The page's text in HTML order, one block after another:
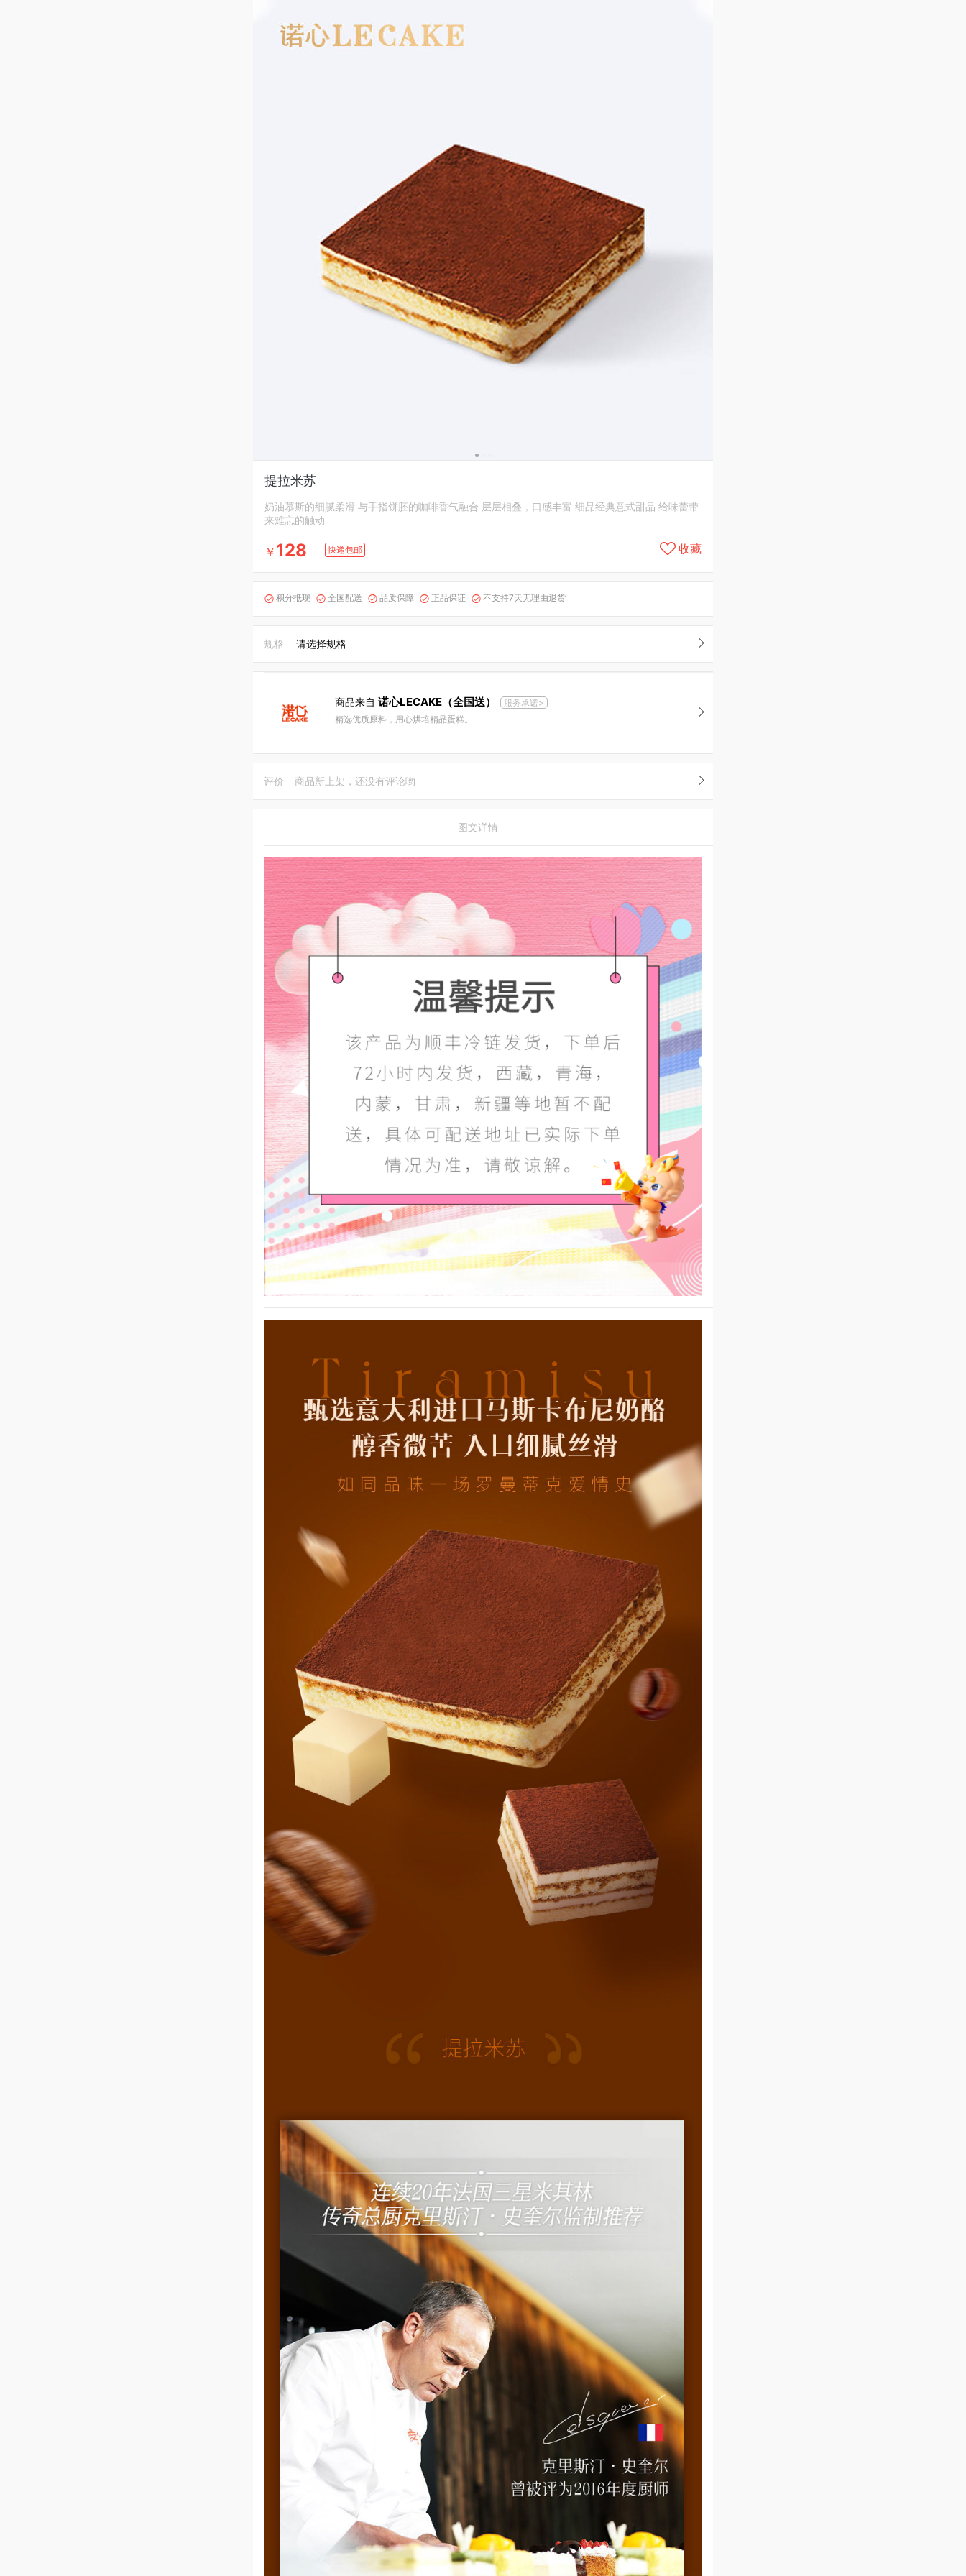
提拉米苏
奶油慕斯的细腻柔滑 与手指饼胚的咖啡香气融合 层层相叠，口感丰富 细品经典意式甜品 给味蕾带
来难忘的触动
￥ 128 快递包邮 收藏
 积分抵现  全国配送  品质保障  正品保证  不支持7天无理由退货
规格 请选择规格
商品来自 诺心LECAKE（全国送）
服务承诺>
精选优质原料，用心烘培精品蛋糕。
评价 商品新上架，还没有评论哟
图文详情